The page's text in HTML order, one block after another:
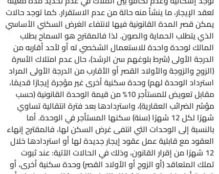
لعقد الإيجار، ما ينشأ منه حالة من عدم الاستقرار. كما توجد حالات
يمكن قصر المدة القانونية فيها لانتفاء الغرض السكني الأساسي
الذي يتطلب الحماية والصون. لذا فالمقترح هو السماح بطلب
المالك لوحدة واحدة للاستعمال الشخصي له أو لأحد أقاربه من
الدرجة الأولى (شرط بلوغهم سن الرشد)، حال عدم امتلاك الأسرة
(الزوج والزوجة والأولاد القصر أو الأقارب من الدرجة الأولى المراد
استرداد الوحدة لهم) وحدة سكنية أخرى غير مؤجرة إيجارًا قديمًا،
مقابل تعويض للمستأجر 10% من قيمة الوحدة القانونية (حسب
مؤشر الضرائب العقارية)، واستردادها بعد فترة انتقالية تساوي
شهرًا لكل 12 شهرًا (سنة) سكنها المستأجر في الوحدة. أما
بالنسبة إلى الوحدات التي انتفى غرض السكن لها، فالمقترح إنهاء
العقود مع قابلية عمل عقود إيجار جديدة لها أو استردادها خلال
12 شهرًا من إقرار القانون، وذلك في الحالات الآتية: عند ثبوت
تملك المتعاقد (أو الزوج أو الأولاد القصر) وحدة سكنية أخرى، أو